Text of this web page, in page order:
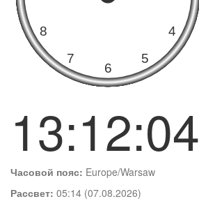
13:12:05
Часовой пояс: Europe/Warsaw
Рассвет: 05:14 (07.08.2026)